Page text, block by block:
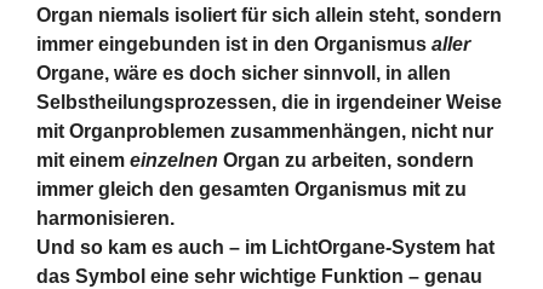
Organ niemals isoliert für sich allein steht, sondern
immer eingebunden ist in den Organismus aller
Organe, wäre es doch sicher sinnvoll, in allen
Selbstheilungsprozessen, die in irgendeiner Weise
mit Organproblemen zusammenhängen, nicht nur
mit einem einzelnen Organ zu arbeiten, sondern
immer gleich den gesamten Organismus mit zu
harmonisieren.
Und so kam es auch – im LichtOrgane-System hat
das Symbol eine sehr wichtige Funktion – genau